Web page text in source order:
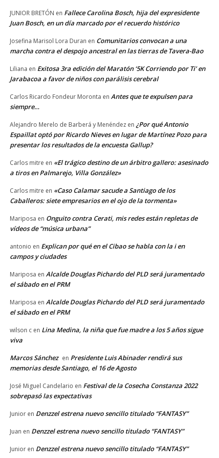
JUNIOR BRETÓN en Fallece Carolina Bosch, hija del expresidente
Juan Bosch, en un día marcado por el recuerdo histórico
Josefina Marisol Lora Duran en Comunitarios convocan a una
marcha contra el despojo ancestral en las tierras de Tavera-Bao
Liliana en Exitosa 3ra edición del Maratón ‘5K Corriendo por Ti’ en
Jarabacoa a favor de niños con parálisis cerebral
Carlos Ricardo Fondeur Moronta en Antes que te expulsen para
siempre…
Alejandro Merelo de Barberá y Menéndez en ¿Por qué Antonio
Espaillat optó por Ricardo Nieves en lugar de Martínez Pozo para
presentar los resultados de la encuesta Gallup?
Carlos mitre en «El trágico destino de un árbitro gallero: asesinado
a tiros en Palmarejo, Villa González»
Carlos mitre en «Caso Calamar sacude a Santiago de los
Caballeros: siete empresarios en el ojo de la tormenta»
Mariposa en Onguito contra Cerati, mis redes están repletas de
vídeos de “música urbana”
antonio en Explican por qué en el Cibao se habla con la i en
campos y ciudades
Mariposa en Alcalde Douglas Pichardo del PLD será juramentado
el sábado en el PRM
Mariposa en Alcalde Douglas Pichardo del PLD será juramentado
el sábado en el PRM
wilson c en Lina Medina, la niña que fue madre a los 5 años sigue
viva
Marcos Sánchez en Presidente Luis Abinader rendirá sus
memorias desde Santiago, el 16 de Agosto
José Miguel Candelario en Festival de la Cosecha Constanza 2022
sobrepasó las expectativas
Junior en Denzzel estrena nuevo sencillo titulado “FANTASY”
Juan en Denzzel estrena nuevo sencillo titulado “FANTASY”
Junior en Denzzel estrena nuevo sencillo titulado “FANTASY”